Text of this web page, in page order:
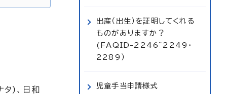
)、日和
出産（出生）を証明してくれる
ものがありますか？
(FAQID-2246~2249・
2289）
児童手当申請様式